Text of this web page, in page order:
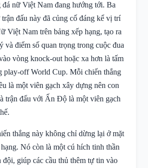
đá nữ Việt Nam đang hướng tới. Ba
đấu này đã củng cố đáng kể vị trí
Việt Nam trên bảng xếp hạng, tạo ra
và điểm số quan trọng trong cuộc đua
vòng knock-out hoặc xa hơn là tấm
play-off World Cup. Mỗi chiến thắng
là một viên gạch xây dựng nên con
trận đấu với Ấn Độ là một viên gạch
thắng này không chỉ dừng lại ở mặt
Nó còn là một cú hích tinh thần
đội, giúp các cầu thủ thêm tự tin vào